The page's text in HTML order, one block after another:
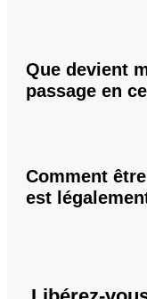
Que devient
passage en
Comment
est